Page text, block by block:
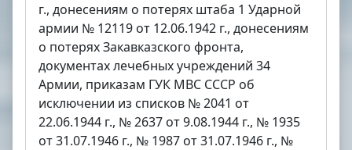
г., донесениям о потерях штаба 1 Ударной
армии № 12119 от 12.06.1942 г., донесениям
о потерях Закавказского фронта,
документах лечебных учреждений 34
Армии, приказам ГУК МВС СССР об
исключении из списков № 2041 от
22.06.1944 г., № 2637 от 9.08.1944 г., № 1935
от 31.07.1946 г., № 1987 от 31.07.1946 г., №